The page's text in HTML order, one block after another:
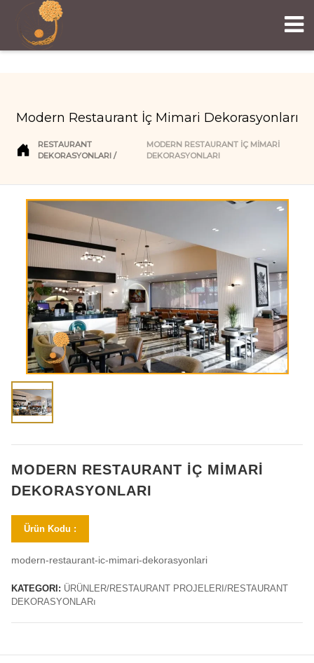
Modern Restaurant İç Mimari Dekorasyonları
RESTAURANT
DEKORASYONLARI
MODERN RESTAURANT İÇ MIMARI
DEKORASYONLARI
MODERN RESTAURANT İÇ MIMARI
DEKORASYONLARI
Ürün Kodu :
modern-restaurant-ic-mimari-dekorasyonlari
KATEGORI: ÜRÜNLER/RESTAURANT PROJELERI/RESTAURANT
DEKORASYONLARı